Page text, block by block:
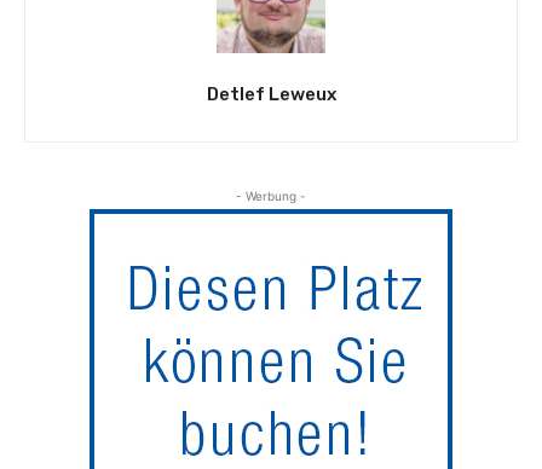
Detlef Leweux
- Werbung -